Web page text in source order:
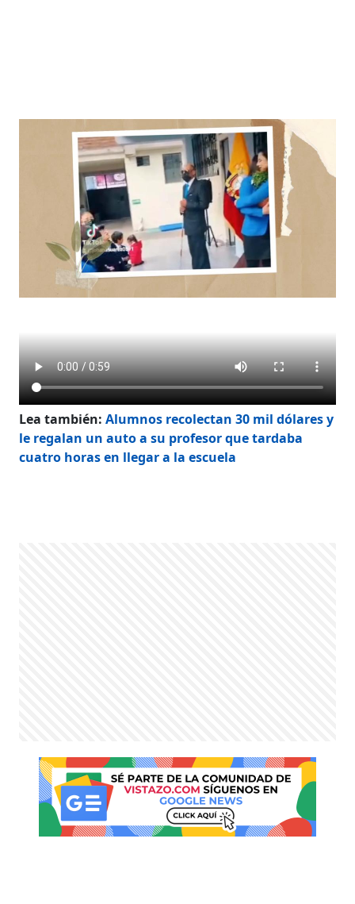
Lea también:Alumnos recolectan 30 mil dólares y
le regalan un auto a su profesor que tardaba
cuatro horas en llegar a la escuela